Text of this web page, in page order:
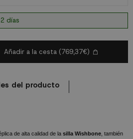
de alta calidad de la silla Wishbone, también
días
Añadir a la cesta (769,37€)
del producto